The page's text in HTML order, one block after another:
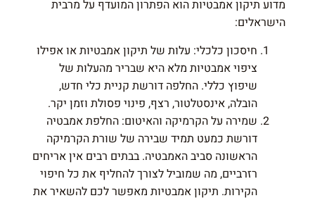
מדוע תיקון אמבטיות הוא הפתרון המועדף על מרבית
הישראלים:
חיסכון כלכלי: עלות של תיקון אמבטיות או אפילו
ציפוי אמבטיות מלא היא שבריר מהעלות של
שיפוץ כללי. החלפה דורשת קניית כלי חדש,
הובלה, אינסטלטור, רצף, פינוי פסולת וזמן יקר.
שמירה על הקרמיקה והאיטום: החלפת אמבטיה
דורשת כמעט תמיד שבירה של שורת הקרמיקה
הראשונה סביב האמבטיה. בבתים רבים אין אריחים
רזרביים, מה שמוביל לצורך להחליף את כל חיפוי
הקירות. תיקון אמבטיות מאפשר לכם להשאיר את